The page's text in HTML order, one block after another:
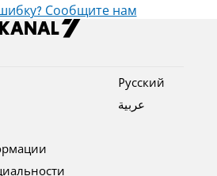
Сообщите нам
Pусский
عربية